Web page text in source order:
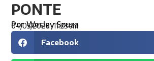
PONTE
PorWesley Souza
04/05/2026 11:23 am
Facebook